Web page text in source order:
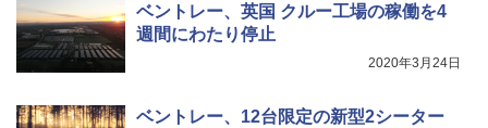
ベントレー、英国 クルー工場の稼働を4
週間にわたり停止
2020年3月24日
ベントレー、12台限定の新型2シーター